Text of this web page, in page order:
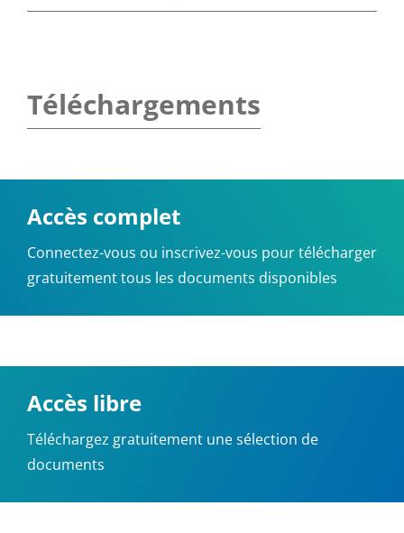
Téléchargements
Accès complet
Connectez-vous ou inscrivez-vous pour télécharger
gratuitement tous les documents disponibles
Accès libre
Téléchargez gratuitement une sélection de
documents